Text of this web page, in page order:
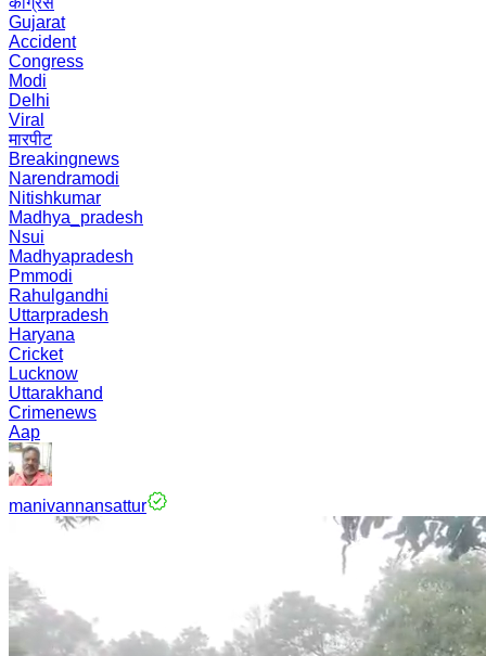
Gujarat
Accident
Congress
Modi
Delhi
Viral
मारपीट
Breakingnews
Narendramodi
Nitishkumar
Madhya_pradesh
Nsui
Madhyapradesh
Pmmodi
Rahulgandhi
Uttarpradesh
Haryana
Cricket
Lucknow
Uttarakhand
Crimenews
Aap
manivannansattur